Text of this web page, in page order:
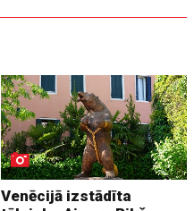
Venēcijā izstādīta